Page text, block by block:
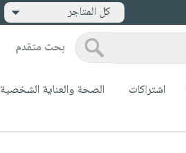
كل المتاجر
بحث متقدم
اشتراكات الصحة والعناية الشخصية